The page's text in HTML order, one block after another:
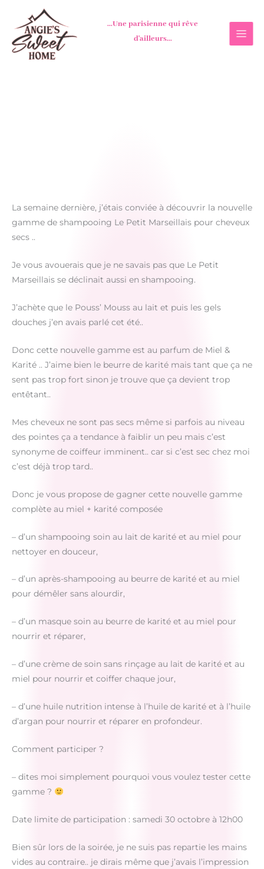
contenu
...Une parisienne qui rêve
d'ailleurs...
La semaine dernière, j’étais conviée à découvrir la nouvelle
gamme de shampooing Le Petit Marseillais pour cheveux
secs ..
Je vous avouerais que je ne savais pas que Le Petit
Marseillais se déclinait aussi en shampooing.
J’achète que le Pouss’ Mouss au lait et puis les gels
douches j’en avais parlé cet été..
Donc cette nouvelle gamme est au parfum de Miel &
Karité .. J’aime bien le beurre de karité mais tant que ça ne
sent pas trop fort sinon je trouve que ça devient trop
entêtant..
Mes cheveux ne sont pas secs même si parfois au niveau
des pointes ça a tendance à faiblir un peu mais c’est
synonyme de coiffeur imminent.. car si c’est sec chez moi
c’est déjà trop tard..
Donc je vous propose de gagner cette nouvelle gamme
complète au miel + karité composée
– d’un shampooing soin au lait de karité et au miel pour
nettoyer en douceur,
– d’un après-shampooing au beurre de karité et au miel
pour démêler sans alourdir,
– d’un masque soin au beurre de karité et au miel pour
nourrir et réparer,
– d’une crème de soin sans rinçage au lait de karité et au
miel pour nourrir et coiffer chaque jour,
– d’une huile nutrition intense à l’huile de karité et à l’huile
d’argan pour nourrir et réparer en profondeur.
Comment participer ?
– dites moi simplement pourquoi vous voulez tester cette
gamme ?
Date limite de participation : samedi 30 octobre à 12h00
Bien sûr lors de la soirée, je ne suis pas repartie les mains
vides au contraire.. je dirais même que j’avais l’impression